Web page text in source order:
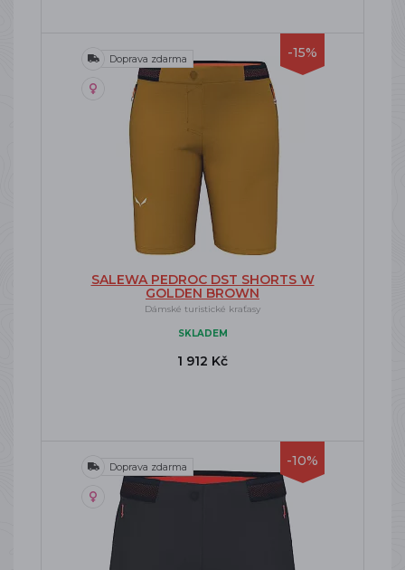
-15%
Doprava zdarma
SALEWA PEDROC DST SHORTS W
GOLDEN BROWN
Dámské turistické kraťasy
SKLADEM
1 912 Kč
-10%
Doprava zdarma